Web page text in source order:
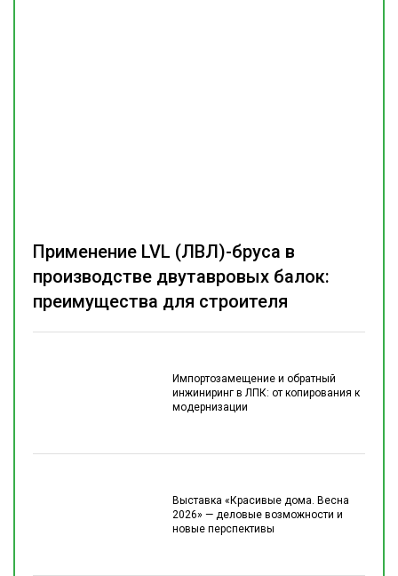
Импортозамещение и обратный
инжиниринг в ЛПК: от копирования к
модернизации
Выставка «Красивые дома. Весна
2026» — деловые возможности и
новые перспективы
Применение LVL (ЛВЛ)-бруса в
производстве двутавровых балок:
преимущества для строителя